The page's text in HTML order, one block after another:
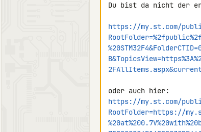
Du bist da nicht der
https://my.st.com/
https://my.st.com/
RootFolder=https://